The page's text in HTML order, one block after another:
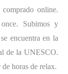
online.
Subimos y
encuentra en la
de la UNESCO.
horas de relax.